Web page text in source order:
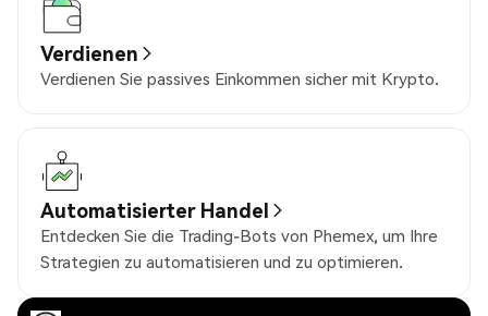
Verdienen
Verdienen Sie passives Einkommen sicher mit Krypto.
Automatisierter Handel
Entdecken Sie die Trading-Bots von Phemex, um Ihre
Strategien zu automatisieren und zu optimieren.